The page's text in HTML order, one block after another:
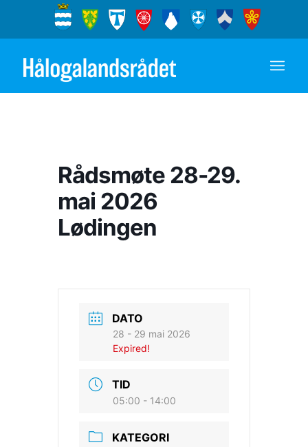
Rådsmøte 28-29.
mai 2026
Lødingen
DATO
28 - 29 mai 2026
Expired!
TID
05:00 - 14:00
KATEGORI